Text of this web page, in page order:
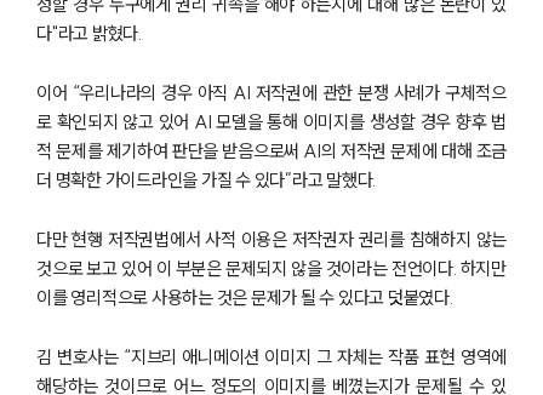
그룹소개
다"라고 밝혔다.
이어 “우리나라의 경우 아직 AI 저작권에 관한 분쟁 사례가 구체적으
로 확인되지 않고 있어 AI 모델을 통해 이미지를 생성할 경우 향후 법
적 문제를 제기하여 판단을 받음으로써 AI의 저작권 문제에 대해 조금
더 명확한 가이드라인을 가질 수 있다”라고 말했다.
다만 현행 저작권법에서 사적 이용은 저작권자 권리를 침해하지 않는
것으로 보고 있어 이 부분은 문제되지 않을 것이라는 전언이다. 하지만
이를 영리적으로 사용하는 것은 문제가 될 수 있다고 덧붙였다.
김 변호사는 “지브리 애니메이션 이미지 그 자체는 작품 표현 영역에
해당하는 것이므로 어느 정도의 이미지를 베꼈는지가 문제될 수 있